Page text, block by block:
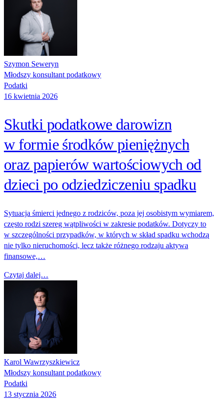
Szymon Seweryn
Młodszy konsultant podatkowy
Podatki
16 kwietnia 2026
Skutki podatkowe darowizn
w formie środków pieniężnych
oraz papierów wartościowych od
dzieci po odziedziczeniu spadku
Sytuacja śmierci jednego z rodziców, poza jej osobistym wymiarem,
często rodzi szereg wątpliwości w zakresie podatków. Dotyczy to
w szczególności przypadków, w których w skład spadku wchodzą
nie tylko nieruchomości, lecz także różnego rodzaju aktywa
finansowe,…
Czytaj dalej…
Karol Wawrzyszkiewicz
Młodszy konsultant podatkowy
Podatki
13 stycznia 2026